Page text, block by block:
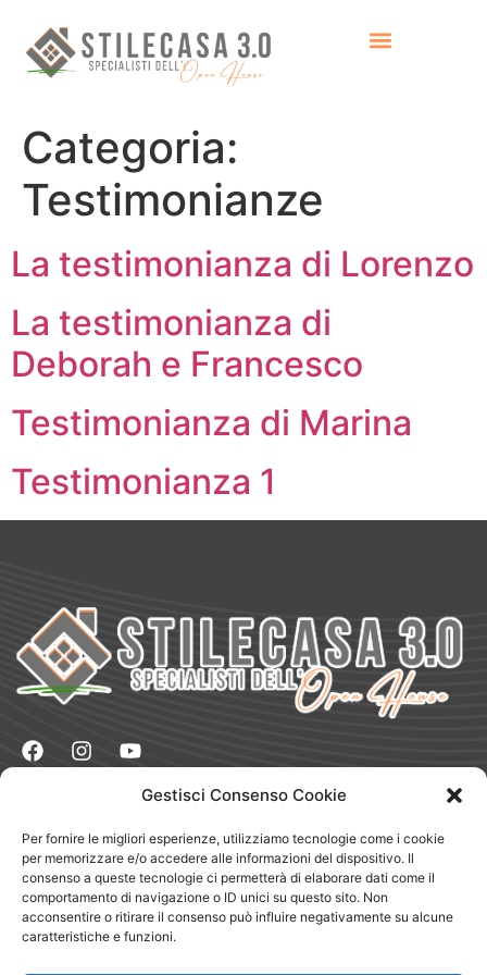
Gestisci Consenso Cookie
Per fornire le migliori esperienze, utilizziamo tecnologie come i cookie
per memorizzare e/o accedere alle informazioni del dispositivo. Il
consenso a queste tecnologie ci permetterà di elaborare dati come il
comportamento di navigazione o ID unici su questo sito. Non
acconsentire o ritirare il consenso può influire negativamente su alcune
caratteristiche e funzioni.
Categoria:
Testimonianze
La testimonianza di Lorenzo
La testimonianza di
Deborah e Francesco
Testimonianza di Marina
Testimonianza 1
Comprare
Dove Siamo
Chi Siamo
Blog
Testimonianze
Magazine